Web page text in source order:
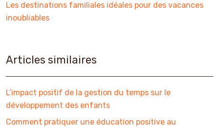
Les destinations familiales idéales pour des vacances
inoubliables
Articles similaires
L’impact positif de la gestion du temps sur le
développement des enfants
Comment pratiquer une éducation positive au